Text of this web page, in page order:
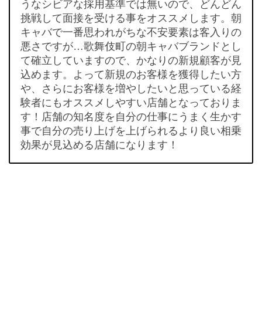
うなシビアな採用基準では無いので、どんどん
挑戦して面接を受ける事をオススメします。朝
キャバで一番思われがちな不安要素は客入りの
悪さですが…歌舞伎町の朝キャバブランドとし
て確立していますので、かなりの新規顧客が見
込めます。よって新規のお客様を獲得したい方
や、さらにお客様を増やしたいと思っている経
験者にもオススメしやすい店舗となっておりま
す！店舗の知名度を自分の仕事にうまく生かす
事で自分の売り上げを上げられるより良い相乗
効果が見込める店舗になります！